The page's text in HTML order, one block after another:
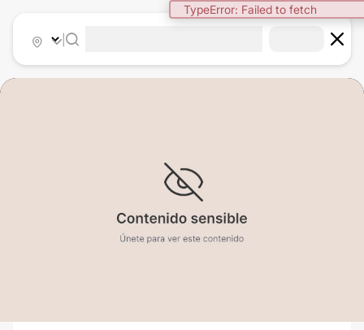
TypeError: Failed to fetch